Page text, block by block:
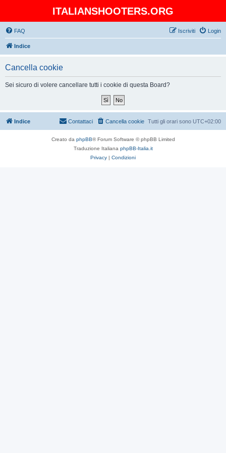
ITALIANSHOOTERS.ORG
FAQ Login
Iscriviti
Indice
Cancella cookie
Sei sicuro di volere cancellare tutti i cookie di questa Board?
Indice Tutti gli orari sono UTC+02:00
Cancella cookie
Contattaci
Creato da phpBB® Forum Software © phpBB Limited
Traduzione Italiana phpBB-Italia.it
Privacy | Condizioni